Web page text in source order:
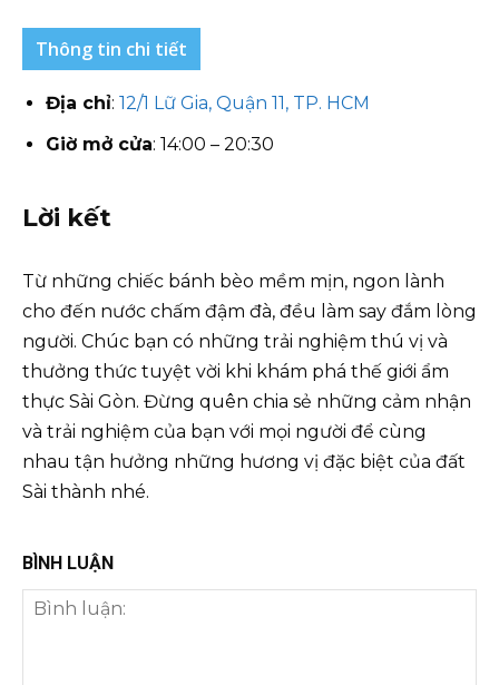
Thông tin chi tiết
Địa chỉ: 12/1 Lữ Gia, Quận 11, TP. HCM
Giờ mở cửa: 14:00 – 20:30
Lời kết
Từ những chiếc bánh bèo mềm mịn, ngon lành
cho đến nước chấm đậm đà, đều làm say đắm lòng
người. Chúc bạn có những trải nghiệm thú vị và
thưởng thức tuyệt vời khi khám phá thế giới ẩm
thực Sài Gòn. Đừng quên chia sẻ những cảm nhận
và trải nghiệm của bạn với mọi người để cùng
nhau tận hưởng những hương vị đặc biệt của đất
Sài thành nhé.
BÌNH LUẬN